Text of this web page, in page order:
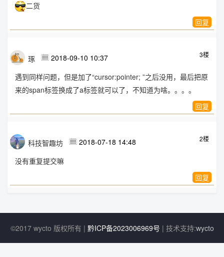
二货
回复
琢  2018-09-10 10:37 3楼
遇到同样问题，但是加了“cursor:pointer; ”之后没用，最后把原
来的span标签换成了a标签就可以了，不知道为啥。。。。
回复
科技智趣坊  2018-07-18 14:48 2楼
没有重复提交嘛
回复
©2017 wycto 版权所有 | 黔ICP备2023006969号 | 技术支持:wycto